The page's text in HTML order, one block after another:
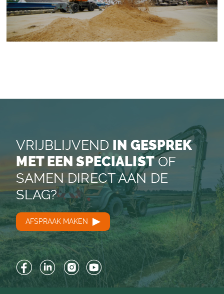
VRIJBLIJVEND IN GESPREK
MET EEN SPECIALISTOF
SAMEN DIRECT AAN DE
SLAG?
AFSPRAAK MAKEN
FacebookLinkedInInstagramYouTube